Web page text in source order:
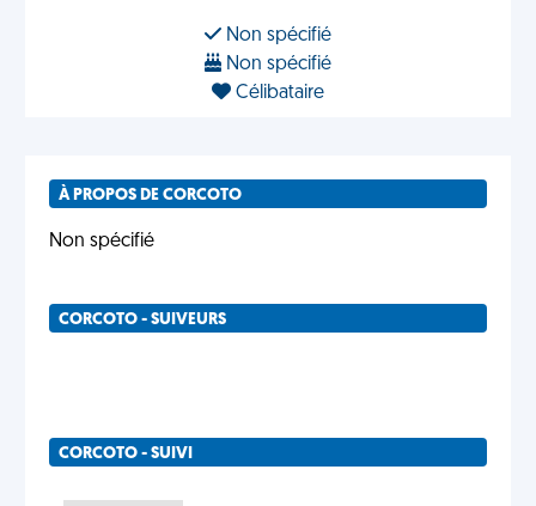
Non spécifié
Non spécifié
Célibataire
À PROPOS DE CORCOTO
Non spécifié
CORCOTO - SUIVEURS
CORCOTO - SUIVI